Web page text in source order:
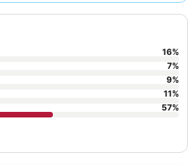
y eficiencia, aunque la opinión general
Para una estancia más cómoda,
lejos de la estación de tren
16%
7%
9%
11%
57%